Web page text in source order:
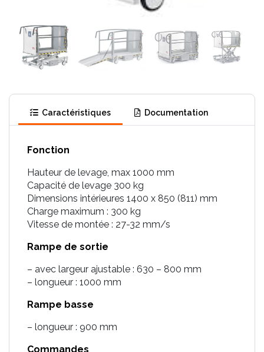
Caractéristiques Documentation
Fonction
Hauteur de levage, max 1000 mm
Capacité de levage 300 kg
Dimensions intérieures 1400 x 850 (811) mm
Charge maximum : 300 kg
Vitesse de montée : 27-32 mm/s
Rampe de sortie
– avec largeur ajustable : 630 – 800 mm
– longueur : 1000 mm
Rampe basse
– longueur : 900 mm
Commandes